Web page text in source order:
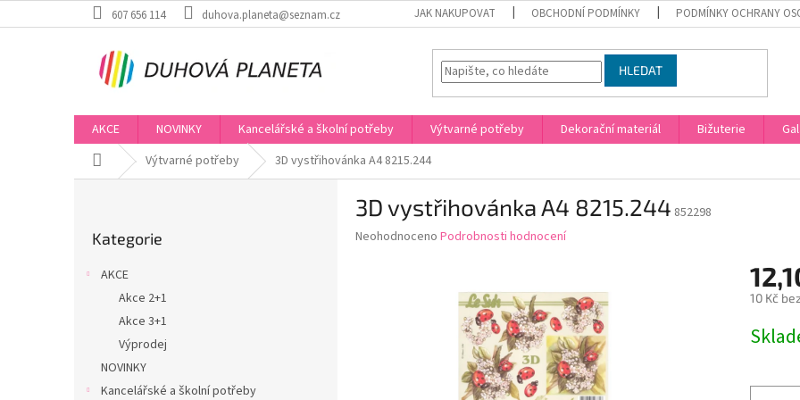
na
607 656 114 duhova.planeta@seznam.cz JAK NAKUPOVAT OBCHODNÍ PODMÍNKY PODMÍNKY OCHRANY
HLEDAT
AKCE NOVINKY Kancelářské a školní potřeby Výtvarné potřeby Dekorační materiál Bižuterie
Domů Výtvarné potřeby 3D vystřihovánka A4 8215.244
kategorie
Kategorie
AKCE
Akce 2+1
Akce 3+1
Výprodej
NOVINKY
Kancelářské a školní potřeby
3D vystřihovánka A4 8215.244 852298
Průměrné
Neohodnoceno Podrobnosti hodnocení
10 Kč
cena: